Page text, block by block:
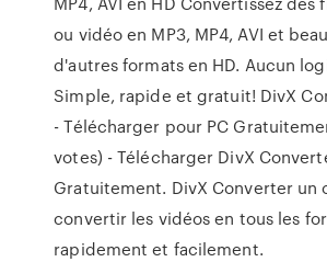
ou vidéo en MP3, MP4, AVI et
d'autres formats en HD. Aucun
Simple, rapide et gratuit! DivX
- Télécharger pour PC
votes) - Télécharger DivX
Gratuitement. DivX Converter un
convertir les vidéos en tous les
rapidement et facilement.